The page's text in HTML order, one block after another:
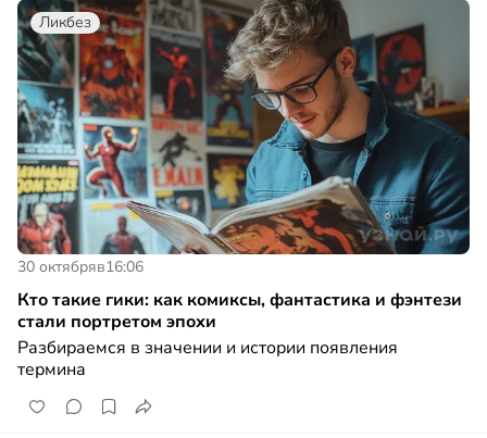
Ликбез
30 октябряв16:06
Кто такие гики: как комиксы, фантастика и фэнтези
стали портретом эпохи
Разбираемся в значении и истории появления
термина